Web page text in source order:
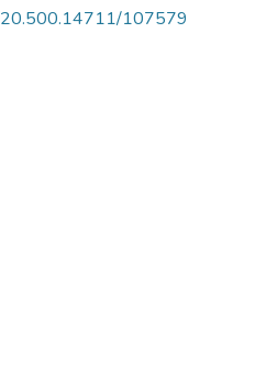
20.500.14711/107579